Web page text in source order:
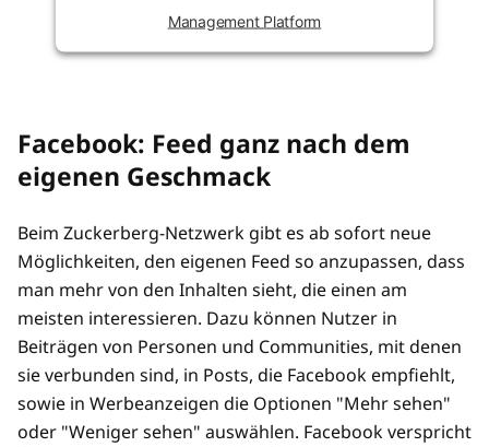
Management Platform
Facebook: Feed ganz nach dem
eigenen Geschmack
Beim Zuckerberg-Netzwerk gibt es ab sofort neue
Möglichkeiten, den eigenen Feed so anzupassen, dass
man mehr von den Inhalten sieht, die einen am
meisten interessieren. Dazu können Nutzer in
Beiträgen von Personen und Communities, mit denen
sie verbunden sind, in Posts, die Facebook empfiehlt,
sowie in Werbeanzeigen die Optionen "Mehr sehen"
oder "Weniger sehen" auswählen. Facebook verspricht